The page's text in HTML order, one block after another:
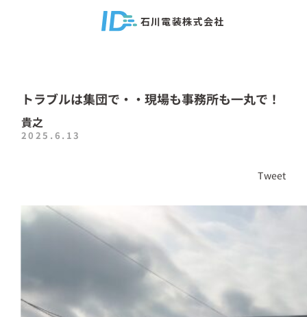
石川電装株式会社
トラブルは集団で・・現場も事務所も一丸で！
貴之
2025.6.13
Tweet